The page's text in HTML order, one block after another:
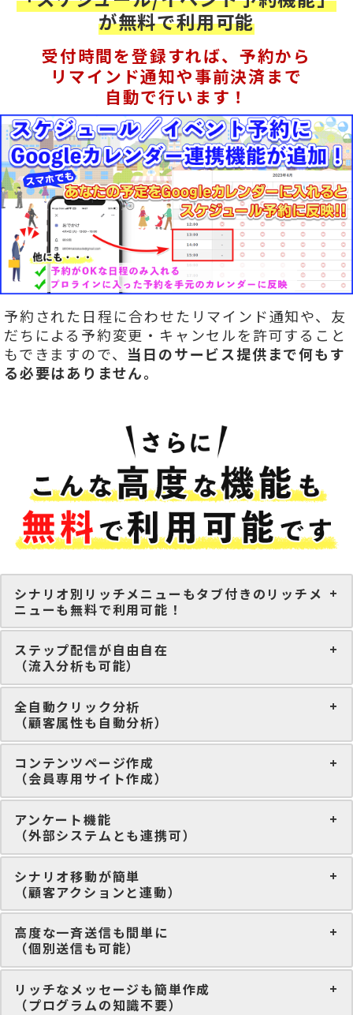
が無料で利用可能
受付時間を登録すれば、予約から
リマインド通知や事前決済まで
自動で行います！
予約された日程に合わせたリマインド通知や、友
だちによる予約変更・キャンセルを許可すること
もできますので、 当日のサービス提供まで何もす
る必要はありません。
シナリオ別リッチメニューもタブ付きのリッチメ
ニューも無料で利用可能！
ステップ配信が自由自在
（流入分析も可能）
全自動クリック分析
（顧客属性も自動分析）
コンテンツページ作成
（会員専用サイト作成）
アンケート機能
（外部システムとも連携可）
シナリオ移動が簡単
（顧客アクションと連動）
高度な一斉送信も間単に
（個別送信も可能）
リッチなメッセージも簡単作成
（プログラムの知識不要）